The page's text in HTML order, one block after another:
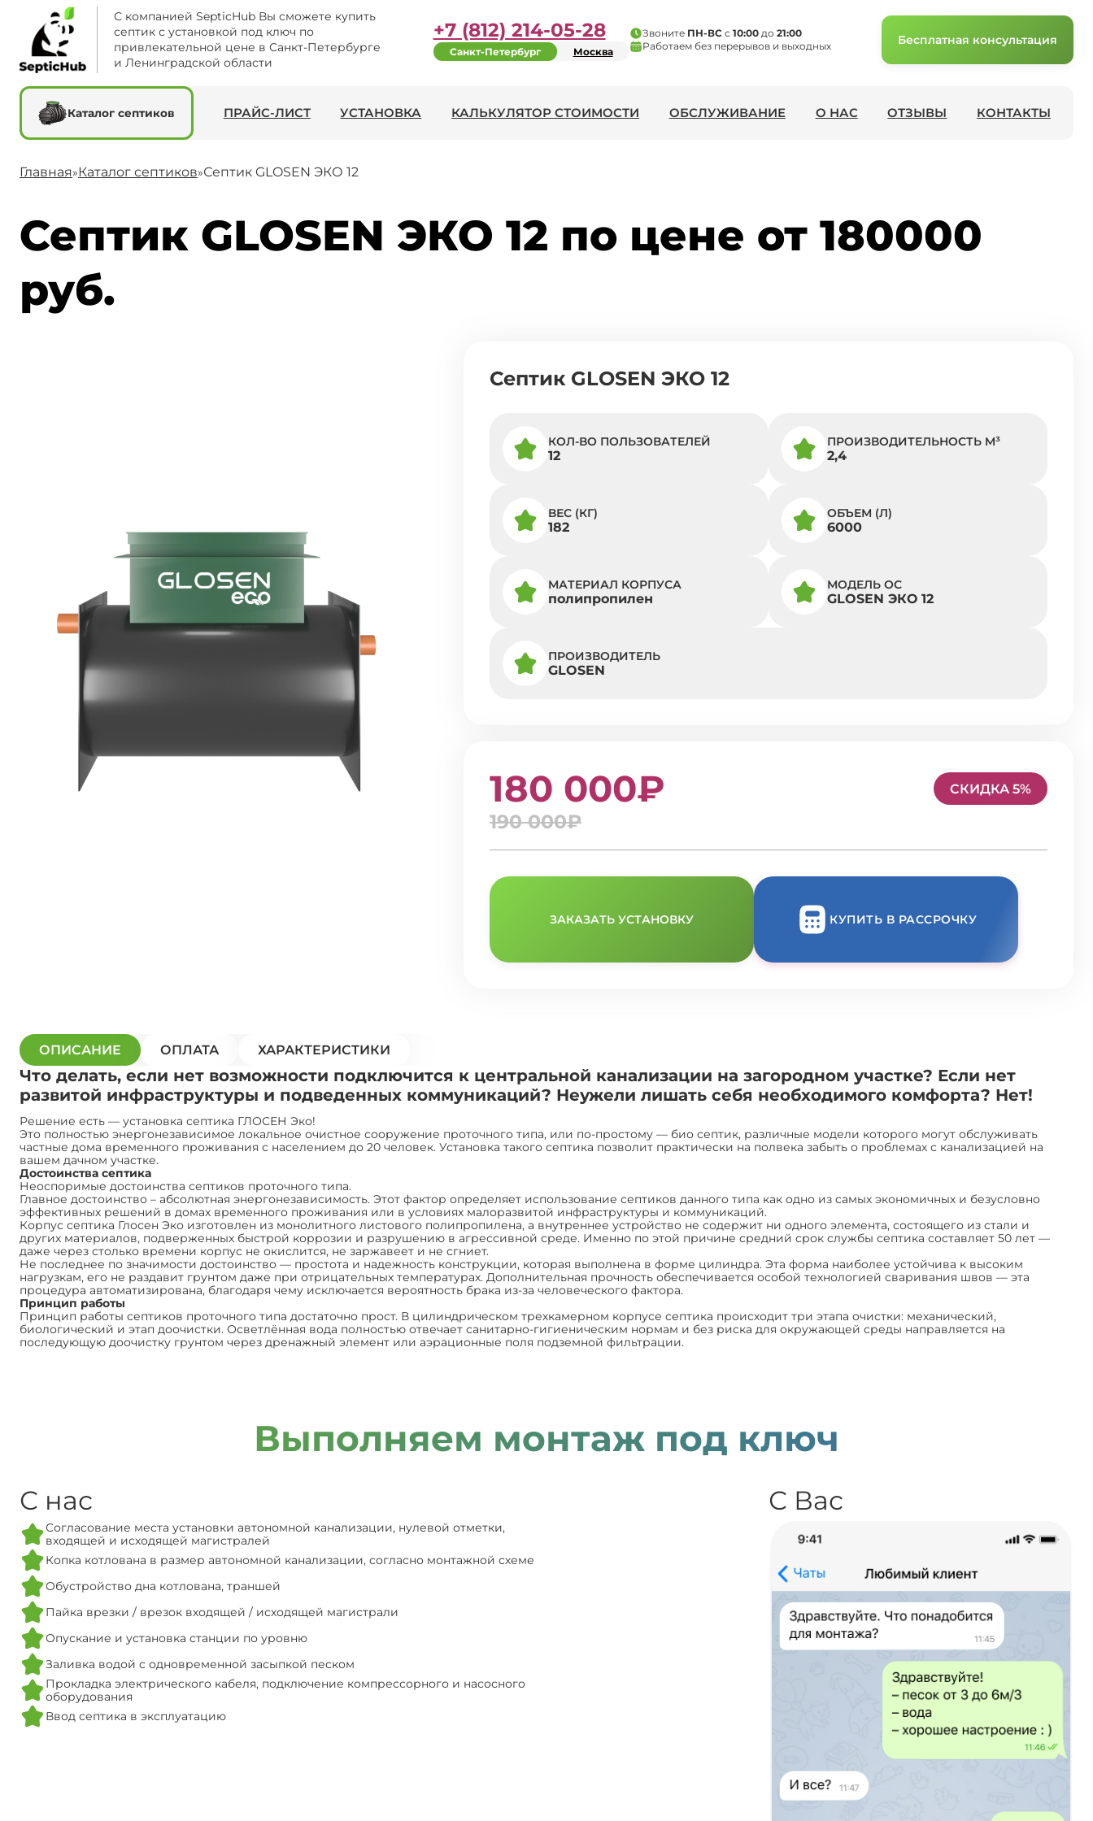
С компанией SepticHub Вы сможете купить
септик с установкой под ключ по
привлекательной цене в Санкт-Петербурге
и Ленинградской области
+7 (812) 214-05-28
Санкт-Петербург Москва
Звоните ПН-ВСс 10:00до 21:00
Работаем без перерывов и выходных
Бесплатная консультация
Каталог септиков ПРАЙС-ЛИСТ УСТАНОВКА КАЛЬКУЛЯТОР СТОИМОСТИ ОБСЛУЖИВАНИЕ О НАС ОТЗЫВЫ КОНТАКТЫ
Главная»Каталог септиков»Септик GLOSEN ЭКО 12
Септик GLOSEN ЭКО 12 по цене от 180000
руб.
Септик GLOSEN ЭКО 12
КОЛ-ВО ПОЛЬЗОВАТЕЛЕЙ
12
ПРОИЗВОДИТЕЛЬНОСТЬ M³
2,4
ВЕС (КГ)
182
ОБЪЕМ (Л)
6000
МАТЕРИАЛ КОРПУСА
полипропилен
МОДЕЛЬ ОС
GLOSEN ЭКО 12
ПРОИЗВОДИТЕЛЬ
GLOSEN
180 000₽
190 000₽
СКИДКА 5%
ЗАКАЗАТЬ УСТАНОВКУ КУПИТЬ В РАССРОЧКУ
ОПИСАНИЕ ОПЛАТА ХАРАКТЕРИСТИКИ
Что делать, если нет возможности подключится к центральной канализации на загородном участке? Если нет
развитой инфраструктуры и подведенных коммуникаций? Неужели лишать себя необходимого комфорта? Нет!
Решение есть — установка септика ГЛОСЕН Эко!
Это полностью энергонезависимое локальное очистное сооружение проточного типа, или по-простому — био септик, различные модели которого могут обслуживать
частные дома временного проживания с населением до 20 человек. Установка такого септика позволит практически на полвека забыть о проблемах с канализацией на
вашем дачном участке.
Достоинства септика
Неоспоримые достоинства септиков проточного типа.
Главное достоинство – абсолютная энергонезависимость. Этот фактор определяет использование септиков данного типа как одно из самых экономичных и безусловно
эффективных решений в домах временного проживания или в условиях малоразвитой инфраструктуры и коммуникаций.
Корпус септика Глосен Эко изготовлен из монолитного листового полипропилена, а внутреннее устройство не содержит ни одного элемента, состоящего из стали и
других материалов, подверженных быстрой коррозии и разрушению в агрессивной среде. Именно по этой причине средний срок службы септика составляет 50 лет —
даже через столько времени корпус не окислится, не заржавеет и не сгниет.
Не последнее по значимости достоинство — простота и надежность конструкции, которая выполнена в форме цилиндра. Эта форма наиболее устойчива к высоким
нагрузкам, его не раздавит грунтом даже при отрицательных температурах. Дополнительная прочность обеспечивается особой технологией сваривания швов — эта
процедура автоматизирована, благодаря чему исключается вероятность брака из-за человеческого фактора.
Принцип работы
Принцип работы септиков проточного типа достаточно прост. В цилиндрическом трехкамерном корпусе септика происходит три этапа очистки: механический,
биологический и этап доочистки. Осветлённая вода полностью отвечает санитарно-гигиеническим нормам и без риска для окружающей среды направляется на
последующую доочистку грунтом через дренажный элемент или аэрационные поля подземной фильтрации.
Выполняем монтаж под ключ
С нас
Согласование места установки автономной канализации, нулевой отметки,
входящей и исходящей магистралей
Копка котлована в размер автономной канализации, согласно монтажной схеме
Обустройство дна котлована, траншей
Пайка врезки / врезок входящей / исходящей магистрали
Опускание и установка станции по уровню
Заливка водой с одновременной засыпкой песком
Прокладка электрического кабеля, подключение компрессорного и насосного
оборудования
Ввод септика в эксплуатацию
С Вас